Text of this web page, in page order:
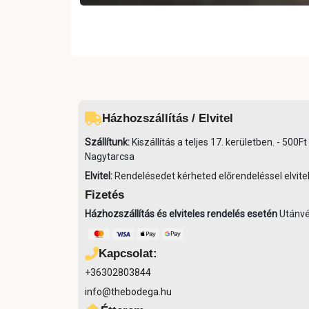
Házhozszállítás / Elvitel
Szállítunk: Kiszállítás a teljes 17. kerületben. -
Nagytarcsa
Elvitel: Rendelésedet kérheted előrendeléssel
Fizetés
Házhozszállítás és elviteles rendelés esetén
Kapcsolat:
+36302803844
info@thebodega.hu